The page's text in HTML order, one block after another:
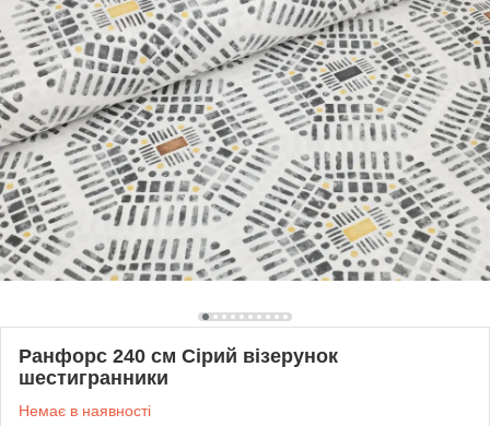
Ранфорс 240 см Сірий візерунок
шестигранники
Немає в наявності